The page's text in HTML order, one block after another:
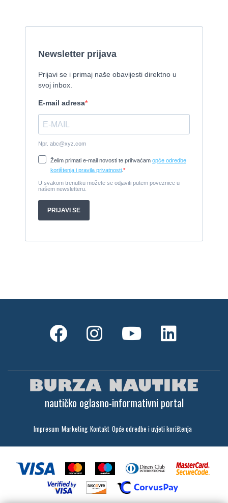
nautičko oglasno-informativni portal
Impresum Marketing Kontakt Opće odredbe i uvjeti korištenja